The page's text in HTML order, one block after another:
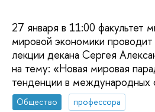
27 января в 11:00 факультет
мировой экономики
лекции декана Сергея
на тему: «Новая мировая
тенденции в международных
Общество
профессора